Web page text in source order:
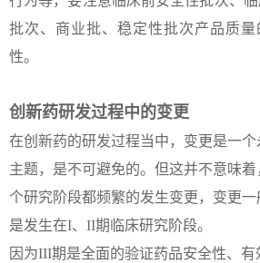
批次、商业批、稳定性批次产品质量
性。
创新药研发过程中的变更
在创新药的研发过程当中，变更是一个
主题，是不可避免的。但这并不意味着
个研究阶段都频繁的发生变更，变更一
是发生在I、II期临床研究阶段。
因为III期是全面的验证药品安全性、有